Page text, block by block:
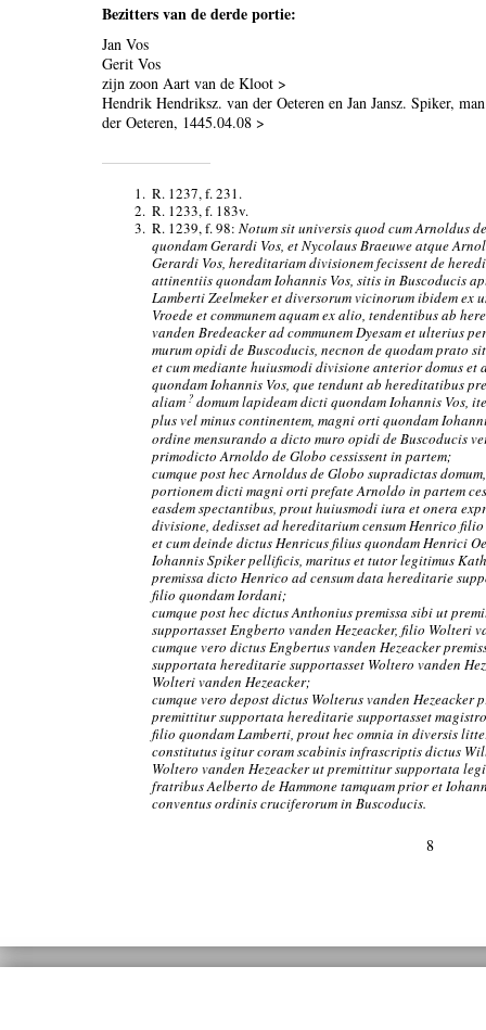
Bezitters van de derde portie:
Jan Vos
Gerit Vos
zijn zoon Aart van de Kloot >
Hendrik Hendriksz. van der Oeteren en Jan Jansz. Spiker,
der Oeteren, 1445.04.08 >
1. R. 1237, f. 231.
2. R. 1233, f. 183v.
3. R. 1239, f. 98:Notum sit universis quod cum Arnoldus
quondam Gerardi Vos, et Nycolaus Braeuwe atque
Gerardi Vos, hereditariam divisionem fecissent de
attinentiis quondam Iohannis Vos, sitis in Buscoducis
Lamberti Zeelmeker et diversorum vicinorum ibidem ex
Vroede et communem aquam ex alio, tendentibus ab
vanden Bredeacker ad communem Dyesam et ulterius
murum opidi de Buscoducis, necnon de quodam prato
et cum mediante huiusmodi divisione anterior domus
quondam Iohannis Vos, que tendunt ab hereditatibus
aliam ?domum lapideam dicti quondam Iohannis Vos,
plus vel minus continentem, magni orti quondam
ordine mensurando a dicto muro opidi de Buscoducis
primodicto Arnoldo de Globo cessissent in partem;
cumque post hec Arnoldus de Globo supradictas
portionem dicti magni orti prefate Arnoldo in partem
easdem spectantibus, prout huiusmodi iura et onera
divisione, dedisset ad hereditarium censum Henrico
et cum deinde dictus Henricus filius quondam Henrici
Iohannis Spiker pellificis, maritus et tutor legitimus
premissa dicto Henrico ad censum data hereditarie
filio quondam Iordani;
cumque post hec dictus Anthonius premissa sibi ut
supportasset Engberto vanden Hezeacker, filio Wolteri
cumque vero dictus Engbertus vanden Hezeacker
supportata hereditarie supportasset Woltero vanden
Wolteri vanden Hezeacker;
cumque vero depost dictus Wolterus vanden
premittitur supportata hereditarie supportasset
filio quondam Lamberti, prout hec omnia in diversis
constitutus igitur coram scabinis infrascriptis dictus
Woltero vanden Hezeacker ut premittitur supportata
fratribus Aelberto de Hammone tamquam prior et
conventus ordinis cruciferorum in Buscoducis.
8